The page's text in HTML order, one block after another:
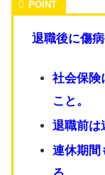
退職後に傷
社会保険
こと。
退職前は
連休期間